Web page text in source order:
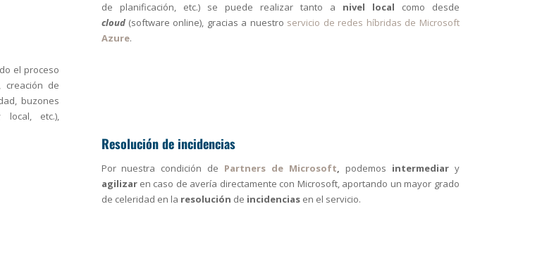
el proceso
creación de
buzones
local, etc.),
de planificación, etc.) se puede realizar tanto a nivel local como desde
cloud(software online), gracias a nuestro servicio de redes híbridas de Microsoft
Azure.
Resolución de incidencias
Por nuestra condición de Partners de Microsoft, podemos intermediary
agilizaren caso de avería directamente con Microsoft, aportando un mayor grado
de celeridad en la resolución de incidenciasen el servicio.